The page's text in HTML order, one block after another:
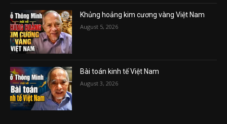
Khủng hoảng kim cương vàng Việt Nam
August 5, 2026
Bài toán kinh tế Việt Nam
August 3, 2026